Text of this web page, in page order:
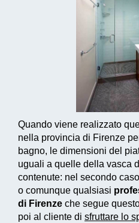
Quando viene realizzato
nella provincia di Firenze
bagno, le dimensioni del
uguali a quelle della vasca
contenute: nel secondo
o comunque qualsiasi
di Firenze che segue
poi al cliente di sfruttare lo